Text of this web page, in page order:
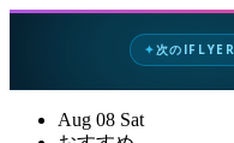
✦次のIFLYER
Aug 08 Sat